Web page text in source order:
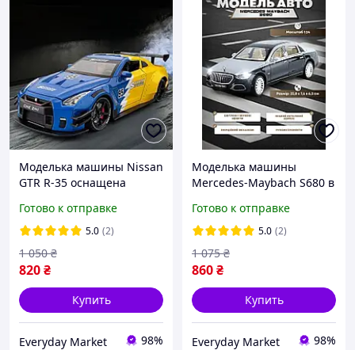
Моделька машины Nissan
GTR R-35 оснащена
эффектами, в маштабе
1:24
Готово к отправке
5.0 (2)
820₴
1 050 ₴
Купить
Everyday Market 98%
Моделька машины
Mercedes-Maybach S680 в
подвижными элементами
Готово к отправке
5.0 (2)
860₴
1 075 ₴
Купить
Everyday Market 98%